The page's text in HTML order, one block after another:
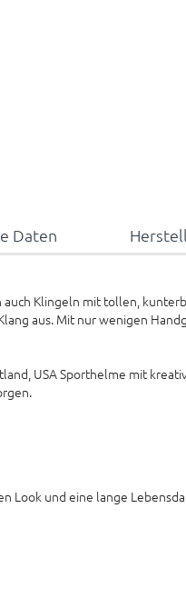
Daten
Klingeln mit tollen,
aus. Mit nur wenigen
USA Sporthelme mit
Look und eine lange